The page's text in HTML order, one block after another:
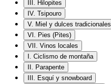
III. Hilopites
IV. Tsipouro
V. Miel y dulces tradicionales
VI. Pies (Pites)
VII. Vinos locales
I. Ciclismo de montaña
II. Parapente
III. Esquí y snowboard